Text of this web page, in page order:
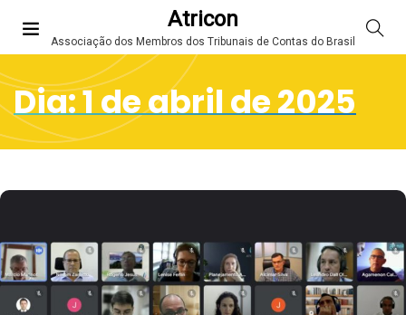
Atricon
Associação dos Membros dos Tribunais de Contas do Brasil
Dia:1 de abril de 2025